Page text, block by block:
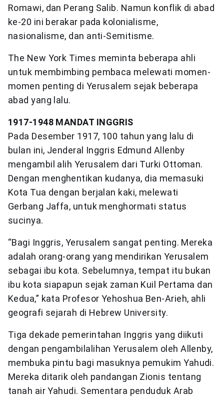
Romawi, dan Perang Salib. Namun konflik di abad
ke-20 ini berakar pada kolonialisme,
nasionalisme, dan anti-Semitisme.
The New York Times meminta beberapa ahli
untuk membimbing pembaca melewati momen-
momen penting di Yerusalem sejak beberapa
abad yang lalu.
1917-1948 MANDAT INGGRIS
Pada Desember 1917, 100 tahun yang lalu di
bulan ini, Jenderal Inggris Edmund Allenby
mengambil alih Yerusalem dari Turki Ottoman.
Dengan menghentikan kudanya, dia memasuki
Kota Tua dengan berjalan kaki, melewati
Gerbang Jaffa, untuk menghormati status
sucinya.
“Bagi Inggris, Yerusalem sangat penting. Mereka
adalah orang-orang yang mendirikan Yerusalem
sebagai ibu kota. Sebelumnya, tempat itu bukan
ibu kota siapapun sejak zaman Kuil Pertama dan
Kedua,” kata Profesor Yehoshua Ben-Arieh, ahli
geografi sejarah di Hebrew University.
Tiga dekade pemerintahan Inggris yang diikuti
dengan pengambilalihan Yerusalem oleh Allenby,
membuka pintu bagi masuknya pemukim Yahudi.
Mereka ditarik oleh pandangan Zionis tentang
tanah air Yahudi. Sementara penduduk Arab